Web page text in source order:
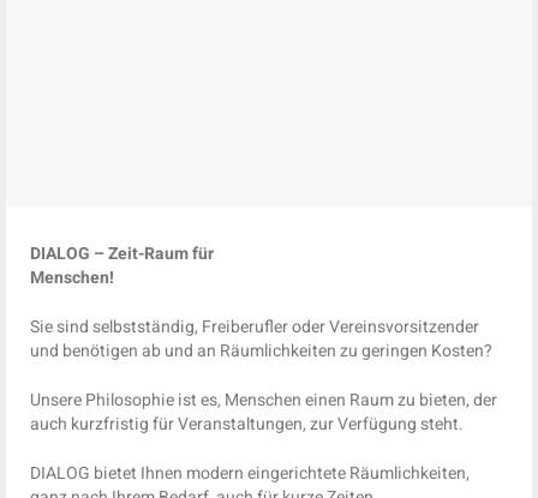
DIALOG – Zeit-Raum für
Menschen!
Sie sind selbstständig, Freiberufler oder Vereinsvorsitzender
und benötigen ab und an Räumlichkeiten zu geringen Kosten?
Unsere Philosophie ist es, Menschen einen Raum zu bieten, der
auch kurzfristig für Veranstaltungen, zur Verfügung steht.
DIALOG bietet Ihnen modern eingerichtete Räumlichkeiten,